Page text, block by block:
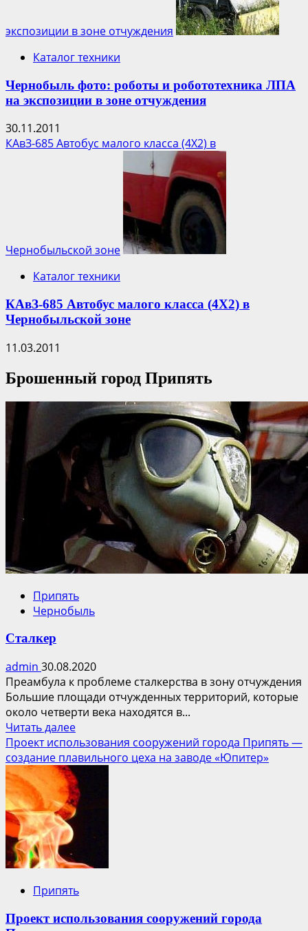
экспозиции в зоне отчуждения
Каталог техники
Чернобыль фото: роботы и робототехника ЛПА
на экспозиции в зоне отчуждения
30.11.2011
КАвЗ-685 Автобус малого класса (4Х2) в
Чернобыльской зоне
Каталог техники
КАвЗ-685 Автобус малого класса (4Х2) в
Чернобыльской зоне
11.03.2011
Брошенный город Припять
Припять
Чернобыль
Сталкер
admin 30.08.2020
Преамбула к проблеме сталкерства в зону отчуждения
Большие площади отчужденных территорий, которые
около четверти века находятся в...
Читать далееПрочитать
больше
о
Сталкер
Проект использования сооружений города Припять —
создание плавильного цеха на заводе «Юпитер»
Припять
Проект использования сооружений города